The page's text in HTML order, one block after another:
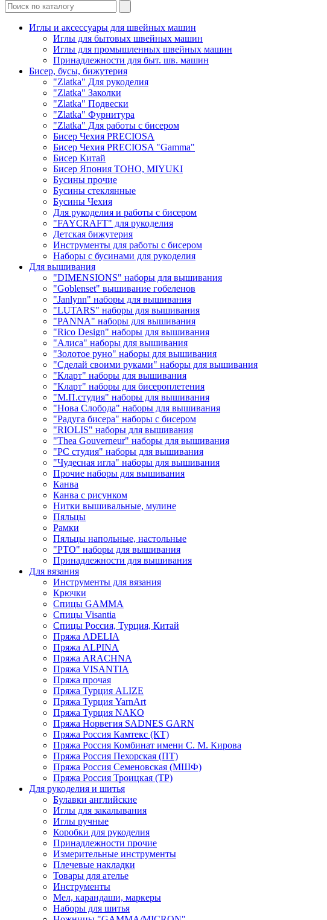
Иглы и аксессуары для швейных машин
Иглы для бытовых швейных машин
Иглы для промышленных швейных машин
Принадлежности для быт. шв. машин
Бисер, бусы, бижутерия
"Zlatka" Для рукоделия
"Zlatka" Заколки
"Zlatka" Подвески
"Zlatka" Фурнитура
"Zlatka" Для работы с бисером
Бисер Чехия PRECIOSA
Бисер Чехия PRECIOSA "Gamma"
Бисер Китай
Бисер Япония TOHO, MIYUKI
Бусины прочие
Бусины стеклянные
Бусины Чехия
Для рукоделия и работы с бисером
"FAYCRAFT" для рукоделия
Детская бижутерия
Инструменты для работы с бисером
Наборы с бусинами для рукоделия
Для вышивания
"DIMENSIONS" наборы для вышивания
"Goblenset" вышивание гобеленов
"Janlynn" наборы для вышивания
"LUTARS" наборы для вышивания
"PANNA" наборы для вышивания
"Rico Design" наборы для вышивания
"Алиса" наборы для вышивания
"Золотое руно" наборы для вышивания
"Сделай своими руками" наборы для вышивания
"Кларт" наборы для вышивания
"Кларт" наборы для бисероплетения
"М.П.студия" наборы для вышивания
"Нова Слобода" наборы для вышивания
"Радуга бисера" наборы с бисером
"RIOLIS" наборы для вышивания
"Thea Gouverneur" наборы для вышивания
"РС студия" наборы для вышивания
"Чудесная игла" наборы для вышивания
Прочие наборы для вышивания
Канва
Канва с рисунком
Нитки вышивальные, мулине
Пяльцы
Рамки
Пяльцы напольные, настольные
"РТО" наборы для вышивания
Принадлежности для вышивания
Для вязания
Инструменты для вязания
Крючки
Спицы GAMMA
Спицы Visantia
Спицы Россия, Турция, Китай
Пряжа ADELIA
Пряжа ALPINA
Пряжа ARACHNA
Пряжа VISANTIA
Пряжа прочая
Пряжа Турция ALIZE
Пряжа Турция YarnArt
Пряжа Турция NAKO
Пряжа Норвегия SADNES GARN
Пряжа Россия Камтекс (КТ)
Пряжа Россия Комбинат имени С. М. Кирова
Пряжа Россия Пехорская (ПТ)
Пряжа Россия Семеновская (МШФ)
Пряжа Россия Троицкая (ТР)
Для рукоделия и шитья
Булавки английские
Иглы для закалывания
Иглы ручные
Коробки для рукоделия
Принадлежности прочие
Измерительные инструменты
Плечевые накладки
Товары для ателье
Инструменты
Мел, карандаши, маркеры
Наборы для шитья